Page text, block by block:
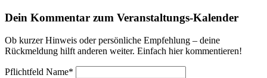
Dein Kommentar zum Veranstaltungs-Kalender
Ob kurzer Hinweis oder persönliche Empfehlung – deine
Rückmeldung hilft anderen weiter. Einfach hier kommentieren!
Pflichtfeld Name*